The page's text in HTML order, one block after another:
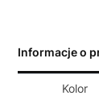
Informacje o
Kolor